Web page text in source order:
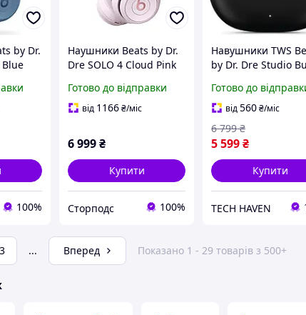
by Dr.
Blue
100%
Наушники Beats by Dr.
Dre SOLO 4 Cloud Pink
Готово до відправки
від 1166₴/міс
6 999₴
Купити
Сторподс 100%
Навушники TWS
by Dr. Dre Studio
Готово до
від560₴/міс
5 599₴
6 799 ₴
Купити
TECH HAVEN
3 ... Вперед Показано 1 - 29 товарів з 500+